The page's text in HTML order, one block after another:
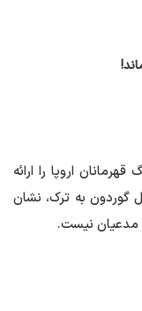
اروپا را ارائه
گوردون به ترک، نشان
مدعیان نیست.